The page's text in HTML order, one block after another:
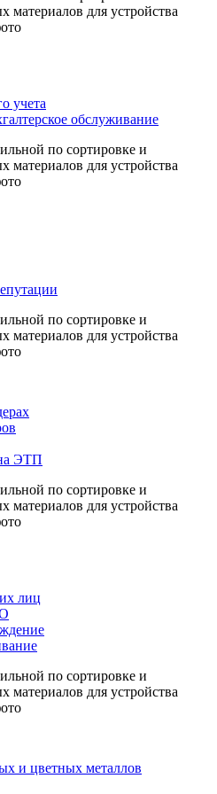
учета
обслуживание
ЭТП
лиц
и цветных металлов